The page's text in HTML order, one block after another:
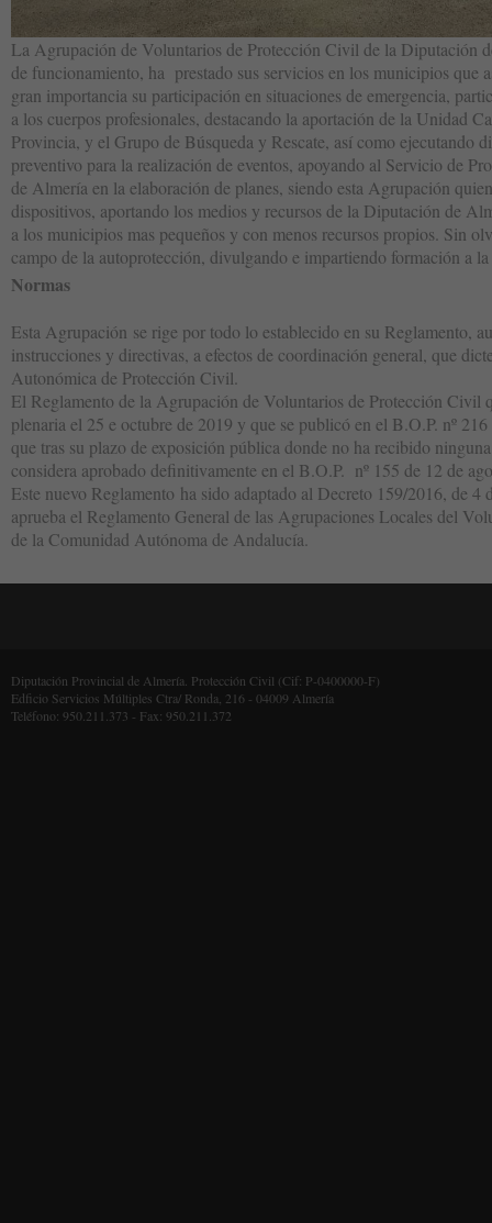
La Agrupación de Voluntarios de Protección Civil de la Diputación
de funcionamiento, ha prestado sus servicios en los municipios que
gran importancia su participación en situaciones de emergencia,
a los cuerpos profesionales, destacando la aportación de la Unidad
Provincia, y el Grupo de Búsqueda y Rescate, así como ejecutando
preventivo para la realización de eventos, apoyando al Servicio de
de Almería en la elaboración de planes, siendo esta Agrupación
dispositivos, aportando los medios y recursos de la Diputación de
a los municipios mas pequeños y con menos recursos propios. Sin
campo de la autoprotección, divulgando e impartiendo formación a
Normas
Esta Agrupación se rige por todo lo establecido en su Reglamento,
instrucciones y directivas, a efectos de coordinación general, que
Autonómica de Protección Civil.
El Reglamento de la Agrupación de Voluntarios de Protección Civil
plenaria el 25 e octubre de 2019 y que se publicó en el B.O.P. nº
que tras su plazo de exposición pública donde no ha recibido
considera aprobado definitivamente en el B.O.P. nº 155 de 12 de
Este nuevo Reglamento ha sido adaptado al Decreto 159/2016, de 4
aprueba el Reglamento General de las Agrupaciones Locales del
de la Comunidad Autónoma de Andalucía.
Diputación Provincial de Almería. Protección Civil (Cif: P-0400000-F)
Edficio Servicios Múltiples Ctra/ Ronda, 216 - 04009 Almería
Teléfono: 950.211.373 - Fax: 950.211.372